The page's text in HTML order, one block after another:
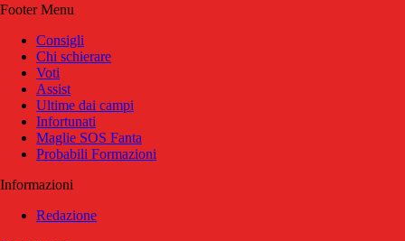
Footer Menu
Consigli
Chi schierare
Voti
Assist
Ultime dai campi
Infortunati
Maglie SOS Fanta
Probabili Formazioni
Informazioni
Redazione